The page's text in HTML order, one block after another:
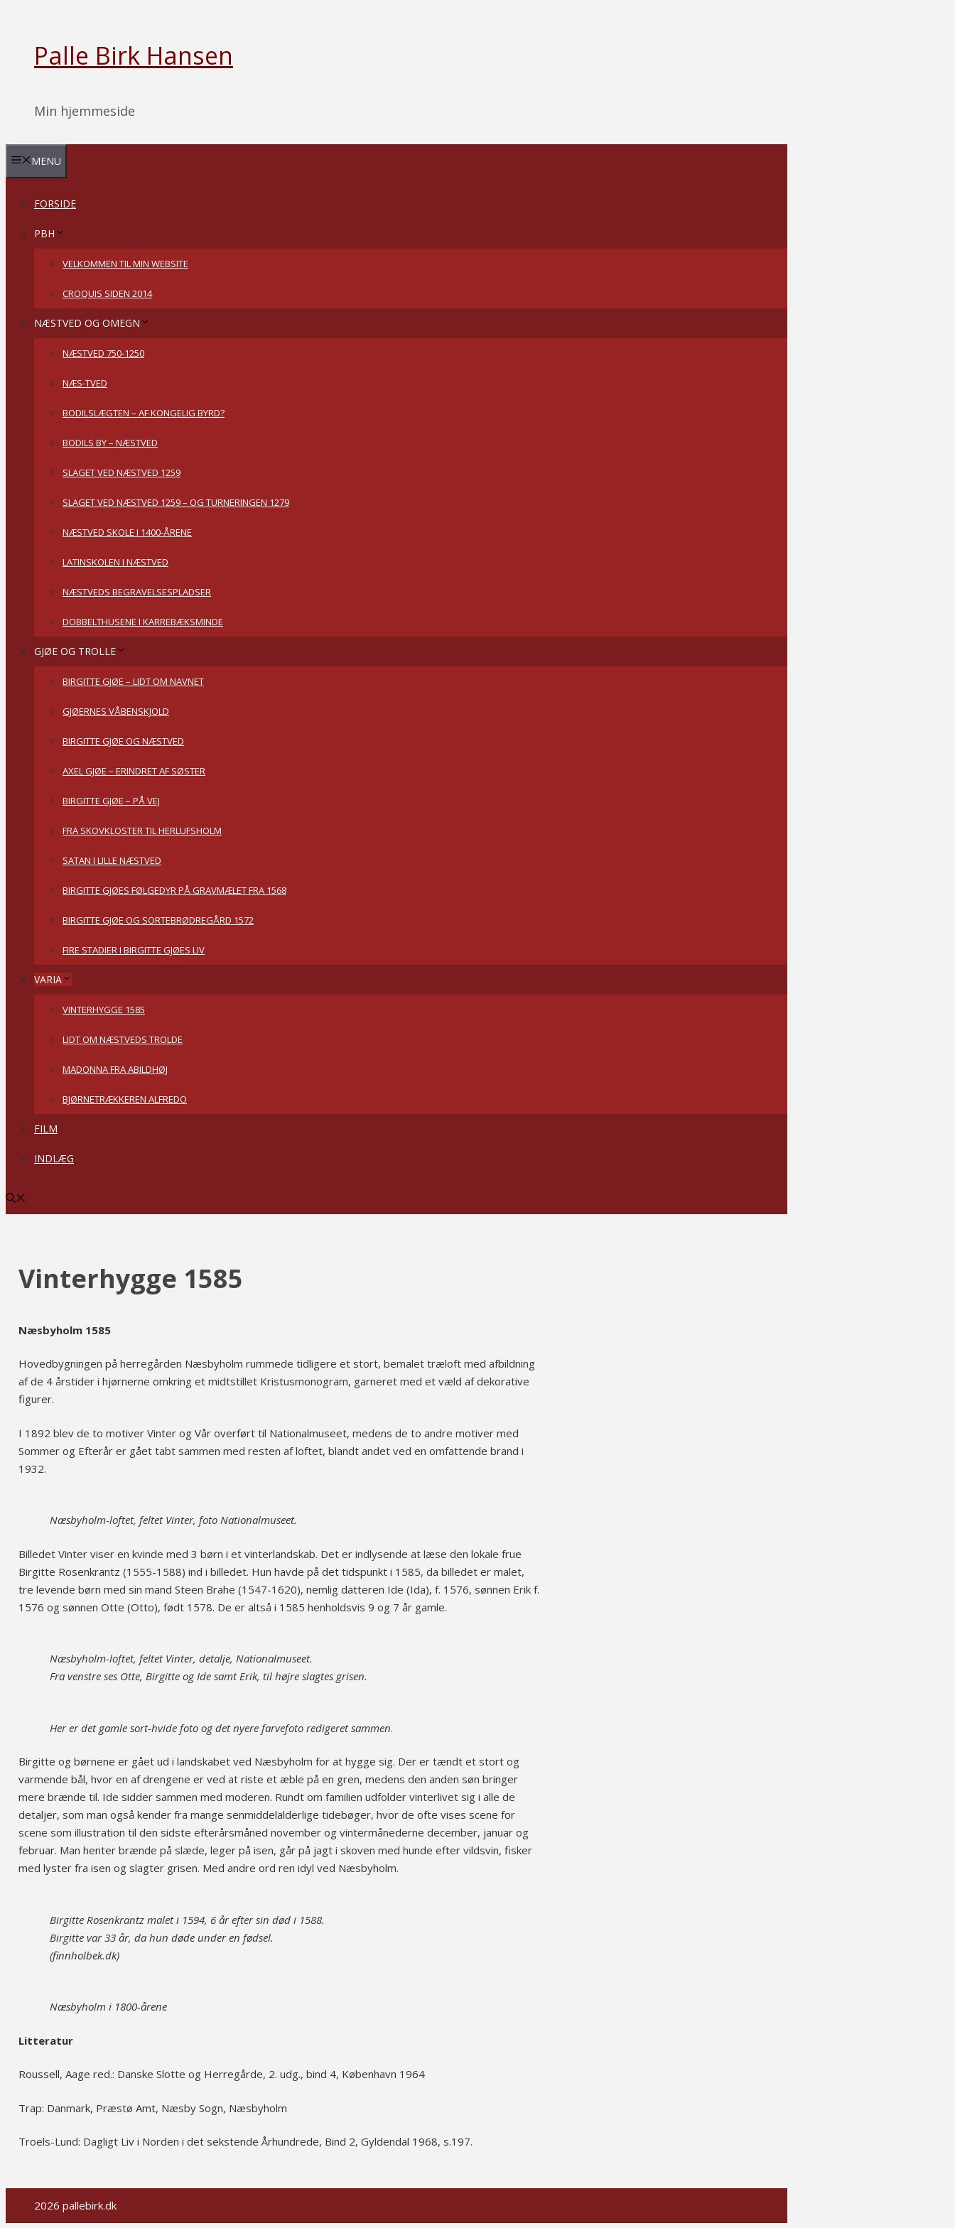
indholdPalle Birk Hansen
Min hjemmeside
MENU
FORSIDE
PBH
VELKOMMEN TIL MIN WEBSITE
CROQUIS SIDEN 2014
NÆSTVED OG OMEGN
NÆSTVED 750-1250
NÆS-TVED
BODILSLÆGTEN – AF KONGELIG BYRD?
BODILS BY – NÆSTVED
SLAGET VED NÆSTVED 1259
SLAGET VED NÆSTVED 1259 – OG TURNERINGEN 1279
NÆSTVED SKOLE I 1400-ÅRENE
LATINSKOLEN I NÆSTVED
NÆSTVEDS BEGRAVELSESPLADSER
DOBBELTHUSENE I KARREBÆKSMINDE
GJØE OG TROLLE
BIRGITTE GJØE – LIDT OM NAVNET
GJØERNES VÅBENSKJOLD
BIRGITTE GJØE OG NÆSTVED
AXEL GJØE – ERINDRET AF SØSTER
BIRGITTE GJØE – PÅ VEJ
FRA SKOVKLOSTER TIL HERLUFSHOLM
SATAN I LILLE NÆSTVED
BIRGITTE GJØES FØLGEDYR PÅ GRAVMÆLET FRA 1568
BIRGITTE GJØE OG SORTEBRØDREGÅRD 1572
FIRE STADIER I BIRGITTE GJØES LIV
VARIA
VINTERHYGGE 1585
LIDT OM NÆSTVEDS TROLDE
MADONNA FRA ABILDHØJ
BJØRNETRÆKKEREN ALFREDO
FILM
INDLÆG
Vinterhygge 1585
Næsbyholm 1585
Hovedbygningen på herregården Næsbyholm rummede tidligere et stort, bemalet træloft med afbildning
af de 4 årstider i hjørnerne omkring et midtstillet Kristusmonogram, garneret med et væld af dekorative
figurer.
I 1892 blev de to motiver Vinter og Vår overført til Nationalmuseet, medens de to andre motiver med
Sommer og Efterår er gået tabt sammen med resten af loftet, blandt andet ved en omfattende brand i
1932.
Næsbyholm-loftet, feltet Vinter, foto Nationalmuseet.
Billedet Vinter viser en kvinde med 3 børn i et vinterlandskab. Det er indlysende at læse den lokale frue
Birgitte Rosenkrantz (1555-1588) ind i billedet. Hun havde på det tidspunkt i 1585, da billedet er malet,
tre levende børn med sin mand Steen Brahe (1547-1620), nemlig datteren Ide (Ida), f. 1576, sønnen Erik f.
1576 og sønnen Otte (Otto), født 1578. De er altså i 1585 henholdsvis 9 og 7 år gamle.
Næsbyholm-loftet, feltet Vinter, detalje, Nationalmuseet.
Fra venstre ses Otte, Birgitte og Ide samt Erik, til højre slagtes grisen.
Her er det gamle sort-hvide foto og det nyere farvefoto redigeret sammen.
Birgitte og børnene er gået ud i landskabet ved Næsbyholm for at hygge sig. Der er tændt et stort og
varmende bål, hvor en af drengene er ved at riste et æble på en gren, medens den anden søn bringer
mere brænde til. Ide sidder sammen med moderen. Rundt om familien udfolder vinterlivet sig i alle de
detaljer, som man også kender fra mange senmiddelalderlige tidebøger, hvor de ofte vises scene for
scene som illustration til den sidste efterårsmåned november og vintermånederne december, januar og
februar. Man henter brænde på slæde, leger på isen, går på jagt i skoven med hunde efter vildsvin, fisker
med lyster fra isen og slagter grisen. Med andre ord ren idyl ved Næsbyholm.
Birgitte Rosenkrantz malet i 1594, 6 år efter sin død i 1588.
Birgitte var 33 år, da hun døde under en fødsel.
(finnholbek.dk)
Næsbyholm i 1800-årene
Litteratur
Roussell, Aage red.: Danske Slotte og Herregårde, 2. udg., bind 4, København 1964
Trap: Danmark, Præstø Amt, Næsby Sogn, Næsbyholm
Troels-Lund: Dagligt Liv i Norden i det sekstende Århundrede, Bind 2, Gyldendal 1968, s.197.
2026 pallebirk.dk